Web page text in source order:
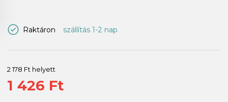
Raktáron szállítás 1-2 nap
2 178 Ft helyett
1 426 Ft